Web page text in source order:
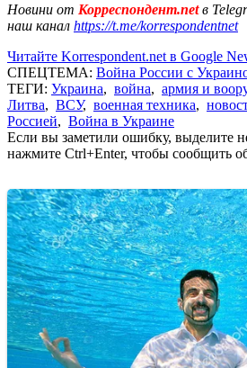
Новини от Корреспондент.netв
наш канал https://t.me/korrespondentnet
Читайте Korrespondent.net в Google
СПЕЦТЕМА: Война России с
ТЕГИ: Украина, война, армия и
Литва, ВСУ, военная техника,
Россией, Война в Украине
Если вы заметили ошибку, выделите
нажмите Ctrl+Enter, чтобы сообщить